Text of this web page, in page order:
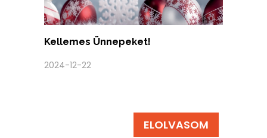
Kellemes Ünnepeket!
2024-12-22
ELOLVASOM